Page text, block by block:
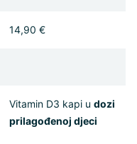
14,90 €
Vitamin D3 kapi u dozi
prilagođenoj djeci